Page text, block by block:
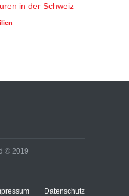
in der Schweiz
© 2019
Datenschutz